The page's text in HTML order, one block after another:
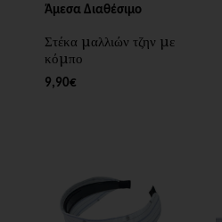
Άμεσα Διαθέσιμο
Στέκα μαλλιών τζην με
κόμπο
9,90€